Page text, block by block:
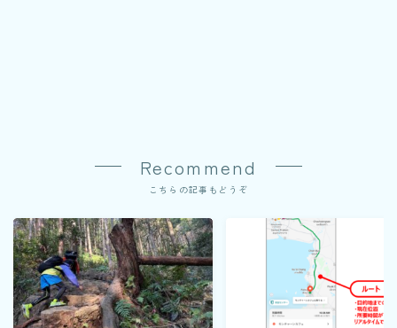
Recommend
こちらの記事もどうぞ